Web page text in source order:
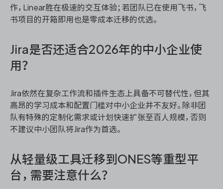
作，Linear胜在极速的交互体验；若团队已在使用飞书，飞
书项目的开箱即用也是零成本迁移的优选。
Jira是否还适合2026年的中小企业使
用？
Jira依然在复杂工作流和插件生态上具备不可替代性，但其
高昂的学习成本和配置门槛对中小企业并不友好。除非团
队有特殊的定制化需求或计划快速扩张至百人规模，否则
不建议中小团队将Jira作为首选。
从轻量级工具迁移到ONES等重型平
台，需要注意什么？